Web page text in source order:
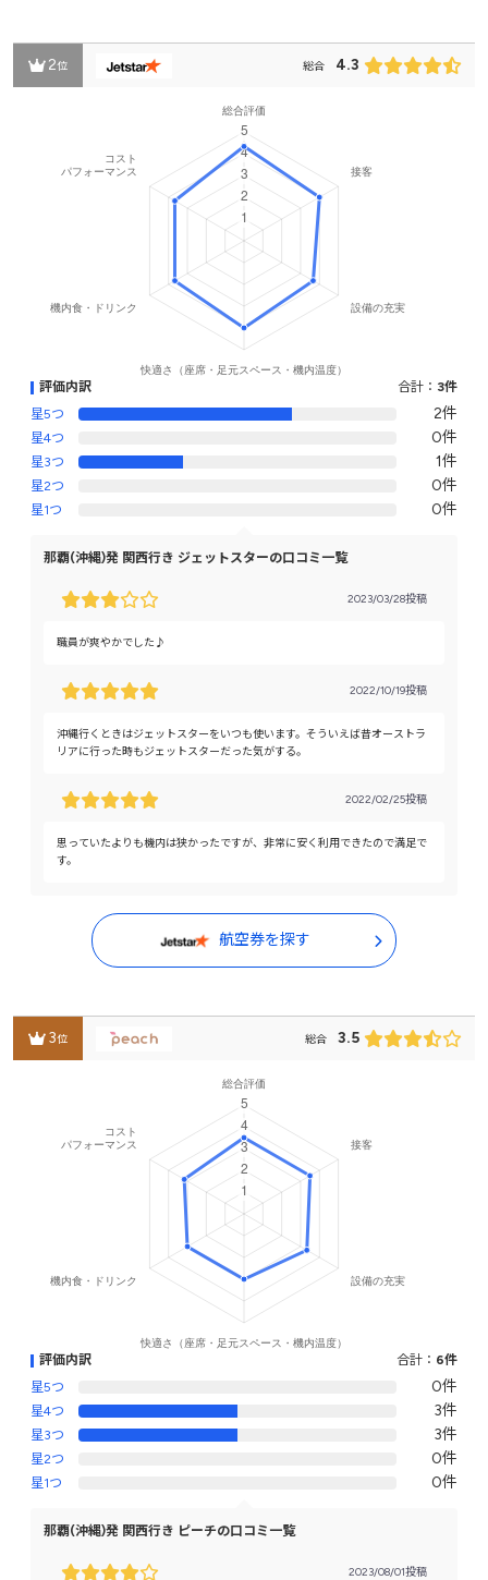
2位 総合 4.3
評価内訳 合計： 3件
星5つ
2件
星4つ 0件
星3つ 1件
星2つ 0件
星1つ 0件
那覇(沖縄)発 関西行き ジェットスターの口コミ一覧
2023/03/28投稿
職員が爽やかでした♪
2022/10/19投稿
沖縄行くときはジェットスターをいつも使います。そういえば昔オーストラ
リアに行った時もジェットスターだった気がする。
2022/02/25投稿
思っていたよりも機内は狭かったですが、非常に安く利用できたので満足で
す。
航空券を探す
3位 総合 3.5
評価内訳 合計： 6件
星5つ
0件
星4つ 3件
星3つ 3件
星2つ 0件
星1つ 0件
那覇(沖縄)発 関西行き ピーチの口コミ一覧
2023/08/01投稿